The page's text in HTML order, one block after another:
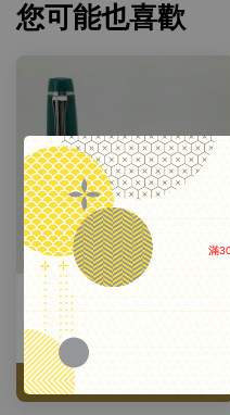
滿
您可能也喜歡
日本 Sailor 寫樂 KOP筆王 海外
限定 海洋 21K 鋼筆
NT$ 32,000
加入購物車